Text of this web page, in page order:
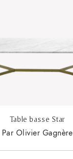
Table basse Star
Par Olivier Gagnère